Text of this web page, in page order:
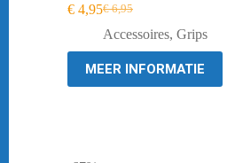
€6,95
Oorspronkelijke
prijs
was:
€ 6,95.
€ 4,95Huidige
prijs
is:
€ 4,95.
Accessoires, Grips
MEER INFORMATIE